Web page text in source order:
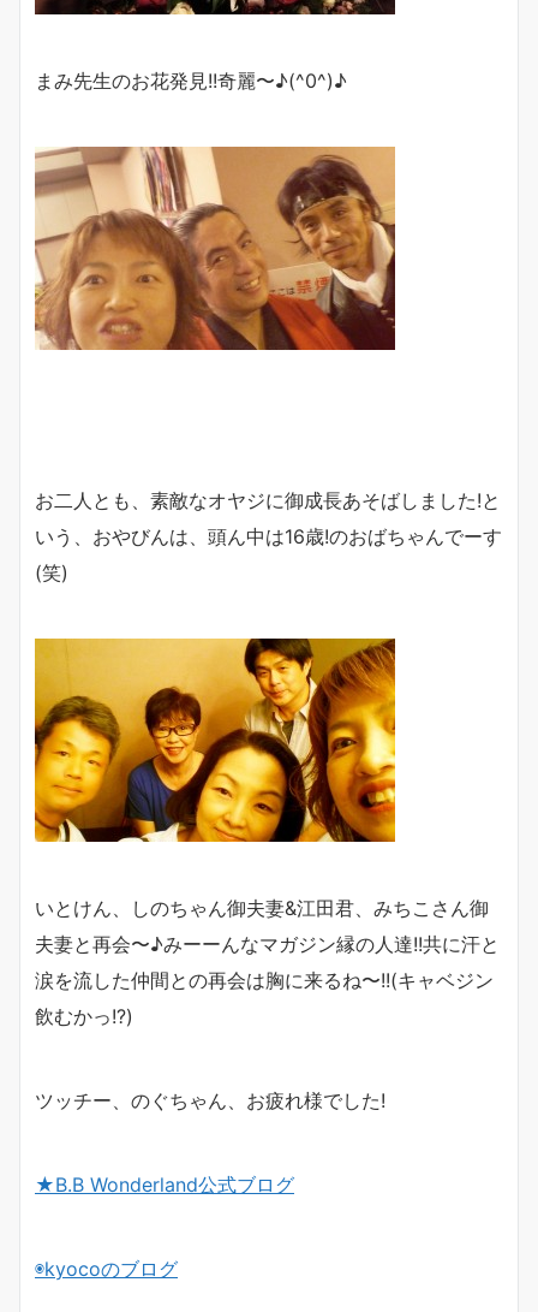
まみ先生のお花発見!!奇麗〜♪(^0^)♪
お二人とも、素敵なオヤジに御成長あそばしました!と
いう、おやびんは、頭ん中は16歳!のおばちゃんでーす
(笑)
いとけん、しのちゃん御夫妻&江田君、みちこさん御
夫妻と再会〜♪みーーんなマガジン縁の人達!!共に汗と
涙を流した仲間との再会は胸に来るね〜!!(キャベジン
飲むかっ!?)
ツッチー、のぐちゃん、お疲れ様でした!
★B.B Wonderland公式ブログ
◉kyocoのブログ